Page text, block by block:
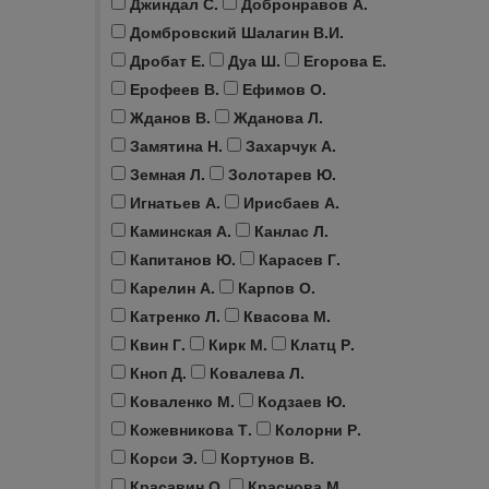
Домбровский Шалагин В.И.
Дробат Е.
Дуа Ш.
Егорова Е.
Ерофеев В.
Ефимов О.
Жданов В.
Жданова Л.
Замятина Н.
Захарчук А.
Земная Л.
Золотарев Ю.
Игнатьев А.
Ирисбаев А.
Каминская А.
Канлас Л.
Капитанов Ю.
Карасев Г.
Карелин А.
Карпов О.
Катренко Л.
Квасова М.
Квин Г.
Кирк М.
Клатц Р.
Кноп Д.
Ковалева Л.
Коваленко М.
Кодзаев Ю.
Кожевникова Т.
Колорни Р.
Корси Э.
Кортунов В.